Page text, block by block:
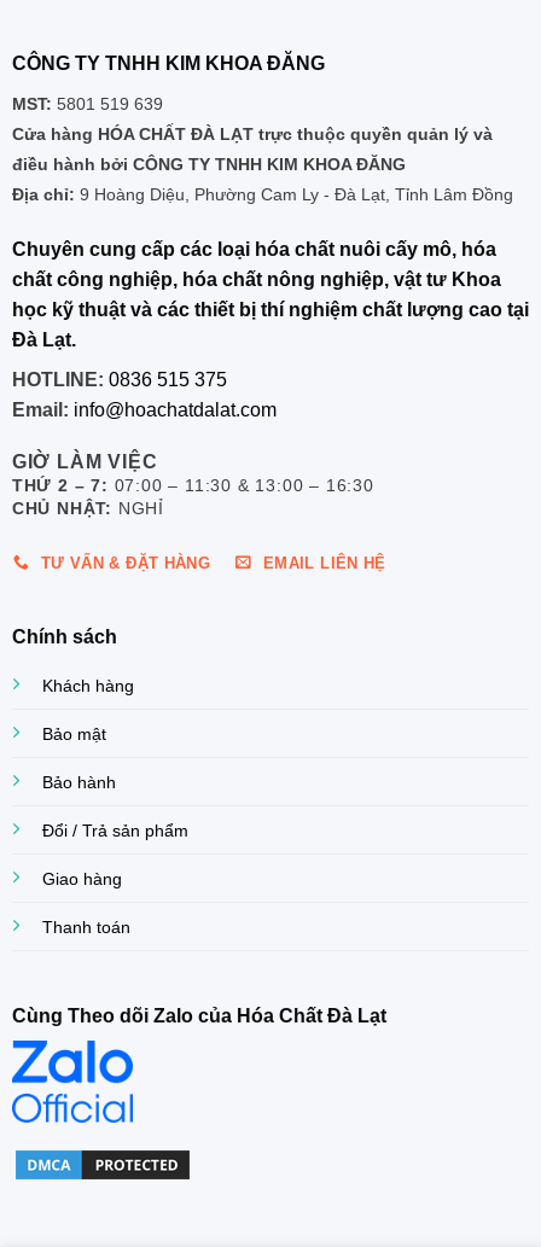
CÔNG TY TNHH KIM KHOA ĐĂNG
MST: 5801 519 639
Cửa hàng HÓA CHẤT ĐÀ LẠT trực thuộc quyền quản lý và
điều hành bởi CÔNG TY TNHH KIM KHOA ĐĂNG
Địa chỉ: 9 Hoàng Diệu, Phường Cam Ly - Đà Lạt, Tỉnh Lâm Đồng
Chuyên cung cấp các loại hóa chất nuôi cấy mô, hóa
chất công nghiệp, hóa chất nông nghiệp, vật tư Khoa
học kỹ thuật và các thiết bị thí nghiệm chất lượng cao tại
Đà Lạt.
HOTLINE: 0836 515 375
Email: info@hoachatdalat.com
GIỜ LÀM VIỆC
THỨ 2 – 7: 07:00 – 11:30 & 13:00 – 16:30
CHỦ NHẬT: NGHỈ
TƯ VẤN & ĐẶT HÀNG EMAIL LIÊN HỆ
Chính sách
Khách hàng
Bảo mật
Bảo hành
Đổi / Trả sản phẩm
Giao hàng
Thanh toán
Cùng Theo dõi Zalo của Hóa Chất Đà Lạt